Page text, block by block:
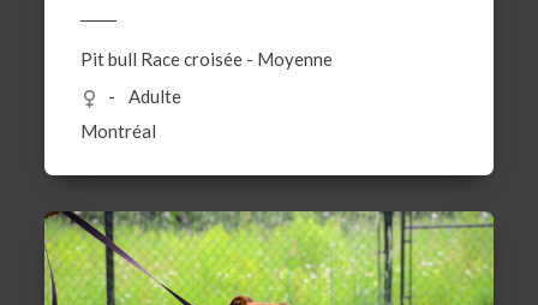
Pit bull Race croisée - Moyenne
Adulte
Montréal